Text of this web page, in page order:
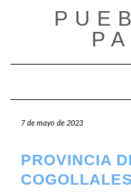
7 de mayo de 2023
PROVINCIA
COGOLLALES